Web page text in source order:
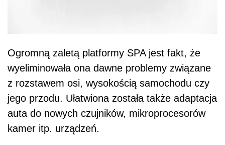
Ogromną zaletą platformy SPA jest fakt, że
wyeliminowała ona dawne problemy związane
z rozstawem osi, wysokością samochodu czy
jego przodu. Ułatwiona została także adaptacja
auta do nowych czujników, mikroprocesorów
kamer itp. urządzeń.